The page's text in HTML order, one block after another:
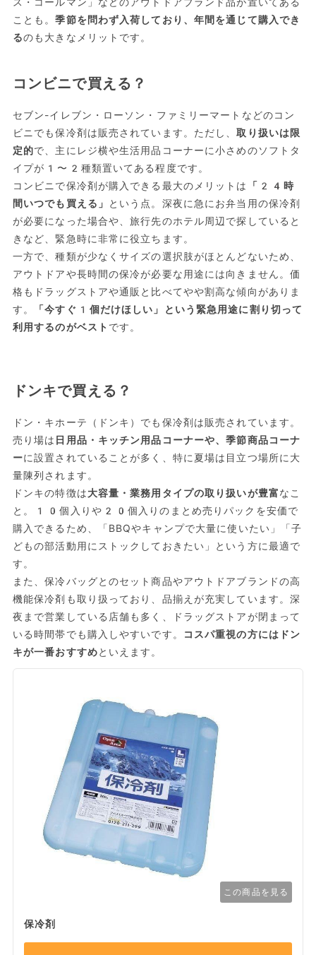
ことも。季節を問わず入荷しており、年間を通じて購入でき
るのも大きなメリットです。
コンビニで買える？
セブン-イレブン・ローソン・ファミリーマートなどのコン
ビニでも保冷剤は販売されています。ただし、取り扱いは限
定的で、主にレジ横や生活用品コーナーに小さめのソフトタ
イプが1〜2種類置いてある程度です。
コンビニで保冷剤が購入できる最大のメリットは
「24時
間いつでも買える」
という点。深夜に急にお弁当用の保冷剤
が必要になった場合や、旅行先のホテル周辺で探していると
きなど、緊急時に非常に役立ちます。
一方で、種類が少なくサイズの選択肢がほとんどないため、
アウトドアや長時間の保冷が必要な用途には向きません。価
格もドラッグストアや通販と比べてやや割高な傾向がありま
す。
「今すぐ1個だけほしい」という緊急用途に割り切って
利用するのがベスト です。
ドンキで買える？
ドン・キホーテ（ドンキ）でも保冷剤は販売されています。
売り場は 日用品・キッチン用品コーナーや、季節商品コーナ
ーに設置されていることが多く、特に夏場は目立つ場所に大
量陳列されます。
ドンキの特徴は大容量・業務用タイプの取り扱いが豊富なこ
と。10個入りや20個入りのまとめ売りパックを安価で
購入できるため、「BBQやキャンプで大量に使いたい」「子
どもの部活動用にストックしておきたい」という方に最適で
す。
また、保冷バッグとのセット商品やアウトドアブランドの高
機能保冷剤も取り扱っており、品揃えが充実しています。深
夜まで営業している店舗も多く、ドラッグストアが閉まって
いる時間帯でも購入しやすいです。
コスパ重視の方にはドン
キが一番おすすめといえます。
この商品を見る
保冷剤